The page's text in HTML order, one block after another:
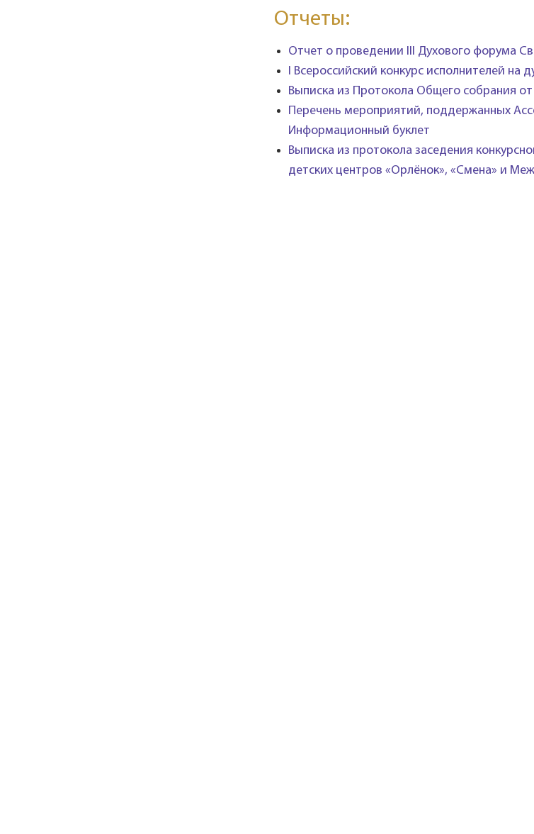
Отчеты:
Отчет о проведении III Духового форума
I Всероссийский конкурс исполнителей на
Выписка из Протокола Общего собрания от
Перечень мероприятий, поддержанных
Информационный буклет
Выписка из протокола заседения
детских центров «Орлёнок», «Смена» и